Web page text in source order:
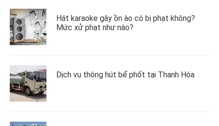
Hát karaoke gây ồn ào có bị phạt không?
Mức xử phạt như nào?
Dịch vụ thông hút bể phốt tại Thanh Hóa